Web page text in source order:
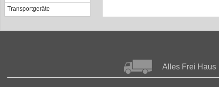
Transportgeräte
Alles Frei Haus